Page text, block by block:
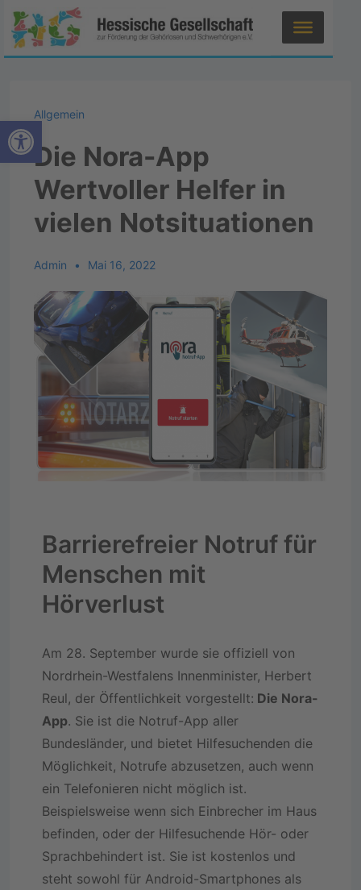
Werkzeugleiste öffnen
Allgemein
Die Nora-App
Wertvoller Helfer in
vielen Notsituationen
Admin Mai 16, 2022
Barrierefreier Notruf für
Menschen mit
Hörverlust
Am 28. September wurde sie offiziell von
Nordrhein-Westfalens Innenminister, Herbert
Reul, der Öffentlichkeit vorgestellt: Die Nora-
App. Sie ist die Notruf-App aller
Bundesländer, und bietet Hilfesuchenden die
Möglichkeit, Notrufe abzusetzen, auch wenn
ein Telefonieren nicht möglich ist.
Beispielsweise wenn sich Einbrecher im Haus
befinden, oder der Hilfesuchende Hör- oder
Sprachbehindert ist. Sie ist kostenlos und
steht sowohl für Android-Smartphones als